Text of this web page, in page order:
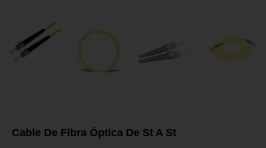
Cable De Fibra Óptica De St A St